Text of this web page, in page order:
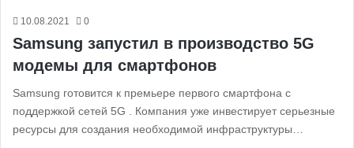
10.08.2021 0
Samsung запустил в производство 5G
модемы для смартфонов
Samsung готовится к премьере первого смартфона с
поддержкой сетей 5G . Компания уже инвестирует серьезные
ресурсы для создания необходимой инфраструктуры…